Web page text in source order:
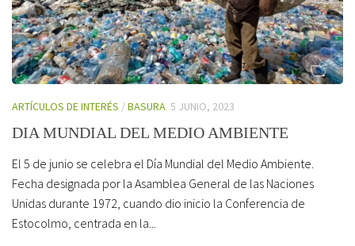
ARTÍCULOS DE INTERÉS /BASURA 5 JUNIO, 2023
DIA MUNDIAL DEL MEDIO AMBIENTE
El 5 de junio se celebra el Día Mundial del Medio Ambiente.
Fecha designada por la Asamblea General de las Naciones
Unidas durante 1972, cuando dio inicio la Conferencia de
Estocolmo, centrada en la...